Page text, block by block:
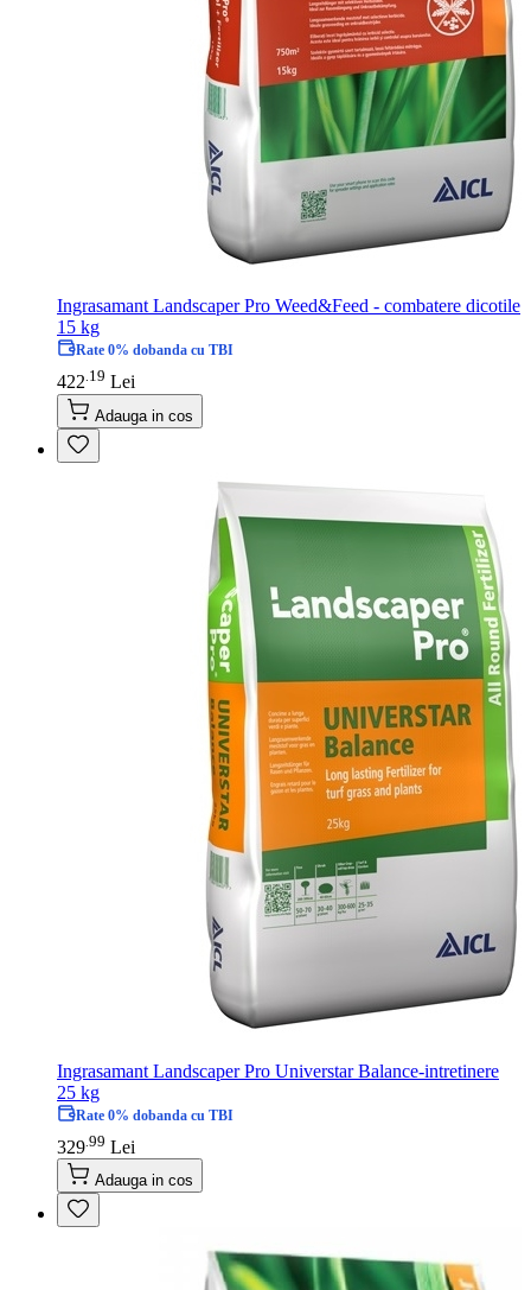
Ingrasamant Landscaper Pro Weed&Feed - combatere dicotile
15 kg
Rate 0% dobanda cu TBI
422 19 Lei
Adauga in cos
Ingrasamant Landscaper Pro Universtar Balance-intretinere
25 kg
Rate 0% dobanda cu TBI
329 99 Lei
Adauga in cos